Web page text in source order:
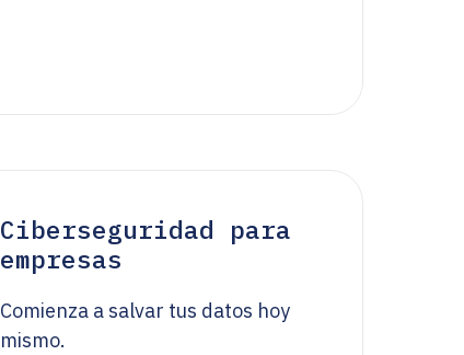
Ciberseguridad para
empresas
Comienza a salvar tus datos hoy
mismo.